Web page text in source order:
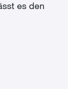
es den